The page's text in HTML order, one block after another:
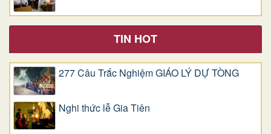
TIN HOT
277 Câu Trắc Nghiệm GIÁO LÝ DỰ TÒNG
Nghi thức lễ Gia Tiên